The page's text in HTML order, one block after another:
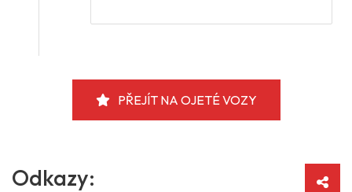
PŘEJÍT NA OJETÉ VOZY
Odkazy: